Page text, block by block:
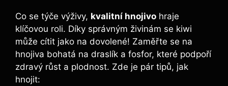
Co se týče výživy, kvalitní hnojivo hraje
klíčovou roli. Díky správným živinám se kiwi
může cítit jako na dovolené! Zaměřte se na
hnojiva bohatá na draslík a fosfor, které podpoří
zdravý růst a plodnost. Zde je pár tipů, jak
hnojit: